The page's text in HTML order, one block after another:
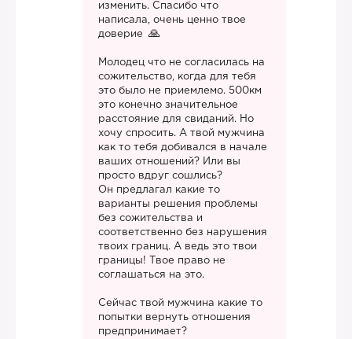
изменить. Спасибо что
написала, очень ценно твое
доверие
Молодец что не согласилась на
сожительство, когда для тебя
это было не приемлемо. 500км
это конечно значительное
расстояние для свиданий. Но
хочу спросить. А твой мужчина
как то тебя добивался в начале
ваших отношений? Или вы
просто вдруг сошлись?
Он предлагал какие то
варианты решения проблемы
без сожительства и
соответственно без нарушения
твоих границ. А ведь это твои
границы! Твое право не
соглашаться на это.
Сейчас твой мужчина какие то
попытки вернуть отношения
предпринимает?